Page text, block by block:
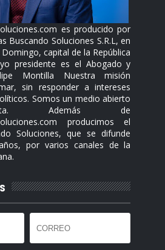
es producido por
Buscando Soluciones S.R.L, en
capital de la República
presidente es el Abogado y
Montilla Nuestra misión
sin responder a intereses
Somos un medio abierto
Además de
producimos el
Soluciones, que se difunde
por varios canales de la